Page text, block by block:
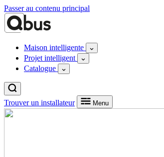
Passer au contenu principal
Maison intelligente
Projet intelligent
Catalogue
Trouver un installateur Menu